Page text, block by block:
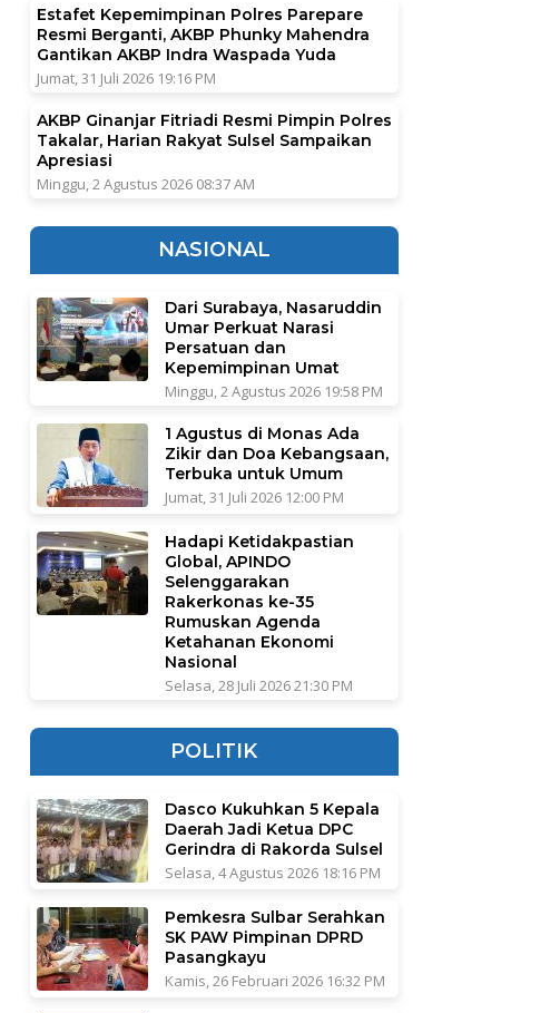
Estafet Kepemimpinan Polres Parepare
Resmi Berganti, AKBP Phunky Mahendra
Gantikan AKBP Indra Waspada Yuda
Jumat, 31 Juli 2026 19:16 PM
AKBP Ginanjar Fitriadi Resmi Pimpin Polres
Takalar, Harian Rakyat Sulsel Sampaikan
Apresiasi
Minggu, 2 Agustus 2026 08:37 AM
NASIONAL
Dari Surabaya, Nasaruddin
Umar Perkuat Narasi
Persatuan dan
Kepemimpinan Umat
Minggu, 2 Agustus 2026 19:58 PM
1 Agustus di Monas Ada
Zikir dan Doa Kebangsaan,
Terbuka untuk Umum
Jumat, 31 Juli 2026 12:00 PM
Hadapi Ketidakpastian
Global, APINDO
Selenggarakan
Rakerkonas ke-35
Rumuskan Agenda
Ketahanan Ekonomi
Nasional
Selasa, 28 Juli 2026 21:30 PM
POLITIK
Dasco Kukuhkan 5 Kepala
Daerah Jadi Ketua DPC
Gerindra di Rakorda Sulsel
Selasa, 4 Agustus 2026 18:16 PM
Pemkesra Sulbar Serahkan
SK PAW Pimpinan DPRD
Pasangkayu
Kamis, 26 Februari 2026 16:32 PM